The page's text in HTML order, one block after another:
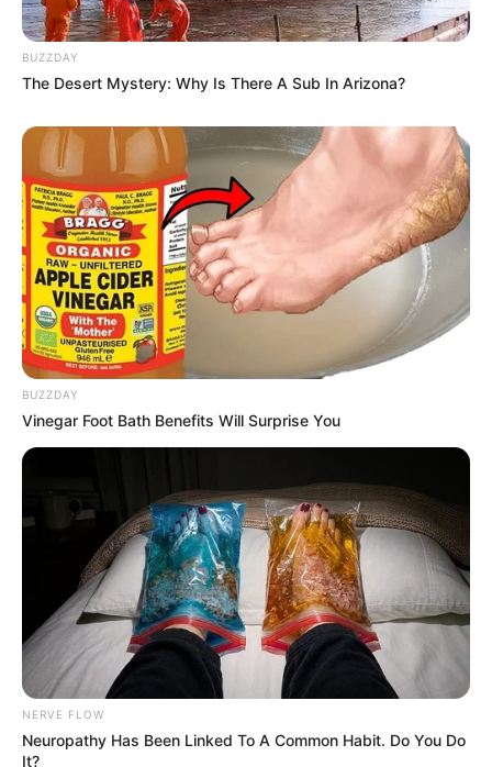
BUZZDAY
The Desert Mystery: Why Is There A Sub In Arizona?
BUZZDAY
Vinegar Foot Bath Benefits Will Surprise You
NERVE FLOW
Neuropathy Has Been Linked To A Common Habit. Do You Do
It?